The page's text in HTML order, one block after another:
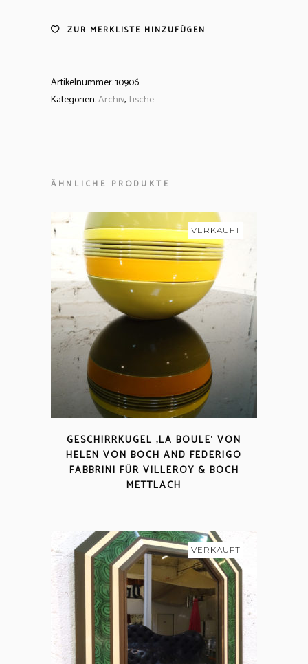
ZUR MERKLISTE HINZUFÜGEN
Artikelnummer:10906
Kategorien:Archiv,Tische
ÄHNLICHE PRODUKTE
VERKAUFT
GESCHIRRKUGEL ‚LA BOULE‘ VON
HELEN VON BOCH AND FEDERIGO
FABBRINI FÜR VILLEROY & BOCH
METTLACH
VERKAUFT